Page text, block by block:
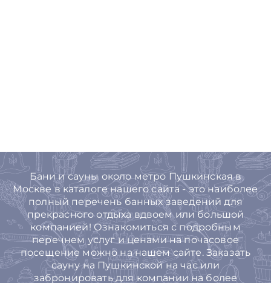
Бани и сауны около метро Пушкинская в
Москве в каталоге нашего сайта - это наиболее
полный перечень банных заведений для
прекрасного отдыха вдвоем или большой
компанией! Ознакомиться с подробным
перечнем услуг и ценами на почасовое
посещение можно на нашем сайте. Заказать
сауну на Пушкинской на час или
забронировать для компании на более